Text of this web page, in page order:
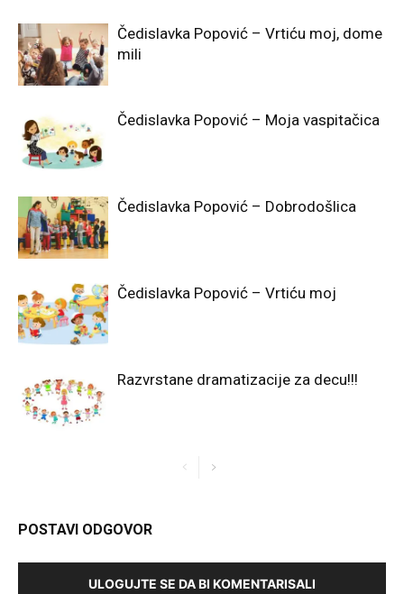
Čedislavka Popović – Vrtiću moj, dome
mili
Čedislavka Popović – Moja vaspitačica
Čedislavka Popović – Dobrodošlica
Čedislavka Popović – Vrtiću moj
Razvrstane dramatizacije za decu!!!
POSTAVI ODGOVOR
ULOGUJTE SE DA BI KOMENTARISALI